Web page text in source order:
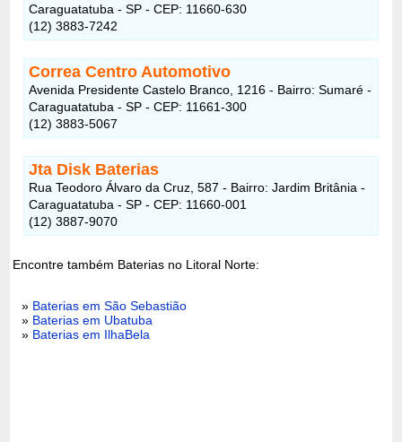
Caraguatatuba - SP - CEP: 11660-630
(12) 3883-7242
Correa Centro Automotivo
Avenida Presidente Castelo Branco, 1216 - Bairro: Sumaré -
Caraguatatuba - SP - CEP: 11661-300
(12) 3883-5067
Jta Disk Baterias
Rua Teodoro Álvaro da Cruz, 587 - Bairro: Jardim Britânia -
Caraguatatuba - SP - CEP: 11660-001
(12) 3887-9070
Encontre também Baterias no Litoral Norte:
» Baterias em São Sebastião
» Baterias em Ubatuba
» Baterias em IlhaBela